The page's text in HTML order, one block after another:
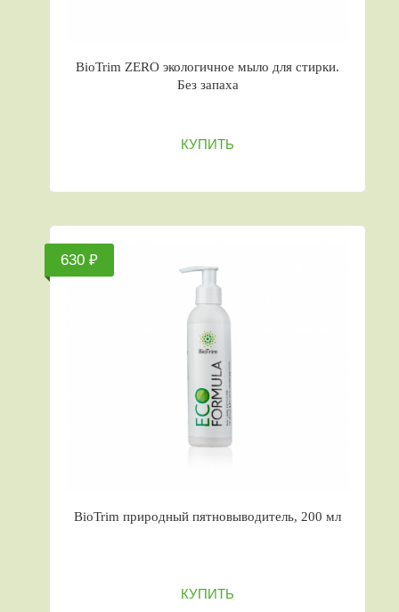
BioTrim ZERO экологичное мыло для стирки.
Без запаха
КУПИТЬ
630 ₽
BioTrim природный пятновыводитель, 200 мл
КУПИТЬ